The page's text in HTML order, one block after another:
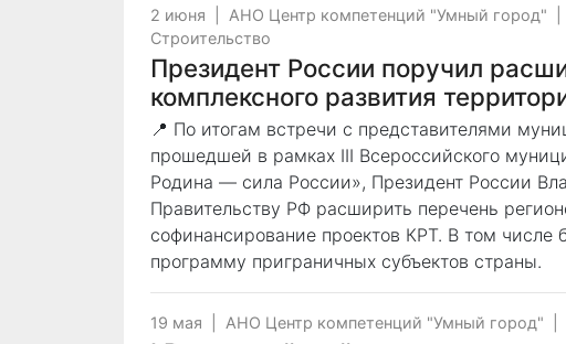
2 июня АНО Центр компетенций "Умный город"
Строительство
Президент России поручил
комплексного развития
📍 По итогам встречи с представителями
прошедшей в рамках III Всероссийского
Родина — сила России», Президент России
Правительству РФ расширить перечень
софинансирование проектов КРТ. В том числе
программу приграничных субъектов страны.
19 мая АНО Центр компетенций "Умный город"